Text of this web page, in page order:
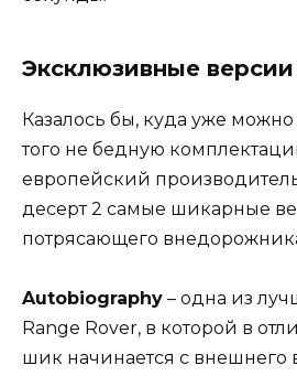
Эксклюзивные версии
Казалось бы, куда уже
того не бедную
европейский
десерт 2 самые шикарные
потрясающего
Autobiography – одна из
Range Rover, в которой в
шик начинается с внешнего